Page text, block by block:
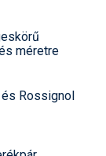
méretre
és Rossignol